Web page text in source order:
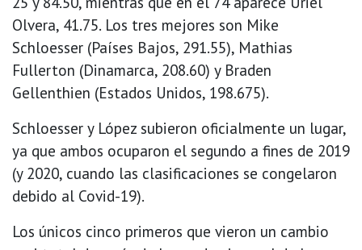
Olvera, 41.75. Los tres mejores son Mike
Schloesser (Países Bajos, 291.55), Mathias
Fullerton (Dinamarca, 208.60) y Braden
Gellenthien (Estados Unidos, 198.675).
Schloesser y López subieron oficialmente un lugar,
ya que ambos ocuparon el segundo a fines de 2019
(y 2020, cuando las clasificaciones se congelaron
debido al Covid-19).
Los únicos cinco primeros que vieron un cambio